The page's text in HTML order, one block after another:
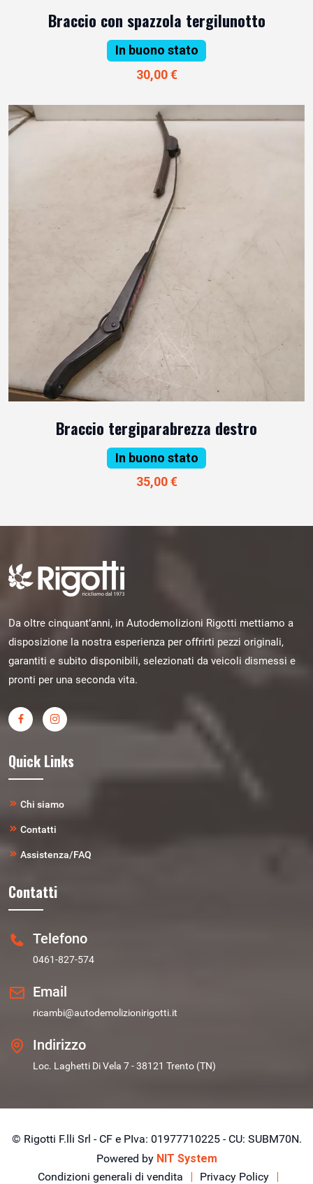
Braccio con spazzola tergilunotto
In buono stato
30,00 €
Braccio tergiparabrezza destro
In buono stato
35,00 €
Da oltre cinquant’anni, in Autodemolizioni Rigotti mettiamo a
disposizione la nostra esperienza per offrirti pezzi originali,
garantiti e subito disponibili, selezionati da veicoli dismessi e
pronti per una seconda vita.
Quick Links
Chi siamo
Contatti
Assistenza/FAQ
Contatti
Telefono
0461-827-574
Email
ricambi@autodemolizionirigotti.it
Indirizzo
Loc. Laghetti Di Vela 7 - 38121 Trento (TN)
© Rigotti F.lli Srl - CF e PIva: 01977710225 - CU: SUBM70N.
Powered by NIT System
Condizioni generali di vendita
Privacy Policy